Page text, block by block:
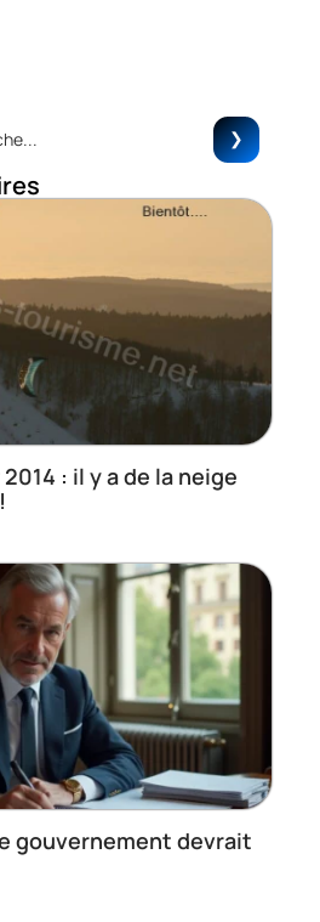
: il y a de la neige
gouvernement devrait